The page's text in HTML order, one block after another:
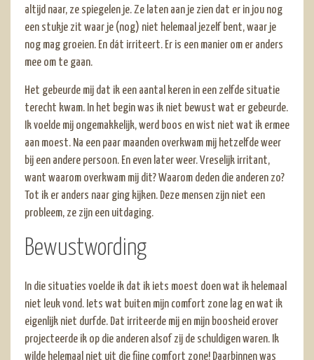
altijd naar, ze spiegelen je. Ze laten aan je zien dat er in jou nog
een stukje zit waar je (nog) niet helemaal jezelf bent, waar je
nog mag groeien. En dát irriteert. Er is een manier om er anders
mee om te gaan.
Het gebeurde mij dat ik een aantal keren in een zelfde situatie
terecht kwam. In het begin was ik niet bewust wat er gebeurde.
Ik voelde mij ongemakkelijk, werd boos en wist niet wat ik ermee
aan moest. Na een paar maanden overkwam mij hetzelfde weer
bij een andere persoon. En even later weer. Vreselijk irritant,
want waarom overkwam mij dit? Waarom deden die anderen zo?
Tot ik er anders naar ging kijken. Deze mensen zijn niet een
probleem, ze zijn een uitdaging.
Bewustwording
In die situaties voelde ik dat ik iets moest doen wat ik helemaal
niet leuk vond. Iets wat buiten mijn comfort zone lag en wat ik
eigenlijk niet durfde. Dat irriteerde mij en mijn boosheid erover
projecteerde ik op die anderen alsof zij de schuldigen waren. Ik
wilde helemaal niet uit die fijne comfort zone! Daarbinnen was